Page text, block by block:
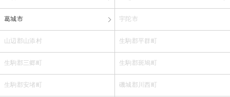
葛城市 宇陀市
山辺郡山添村 生駒郡平群町
生駒郡三郷町 生駒郡斑鳩町
生駒郡安堵町 磯城郡川西町